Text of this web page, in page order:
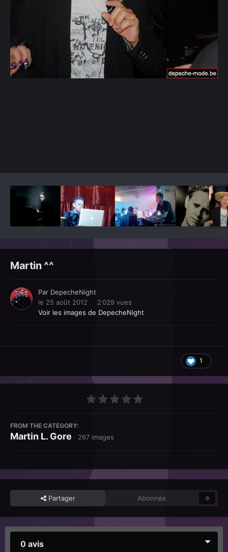
Martin ^^
Par DepecheNight
le 25 août 2012
2 029 vues
Voir les images de DepecheNight
1
FROM THE CATEGORY:
Martin L. Gore · 267 images
Partager Abonnés 0
0 avis